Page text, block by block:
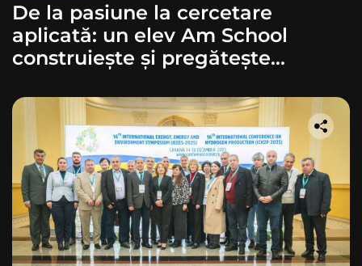
De la pasiune la cercetare
aplicată: un elev Am School
construiește și pregătește